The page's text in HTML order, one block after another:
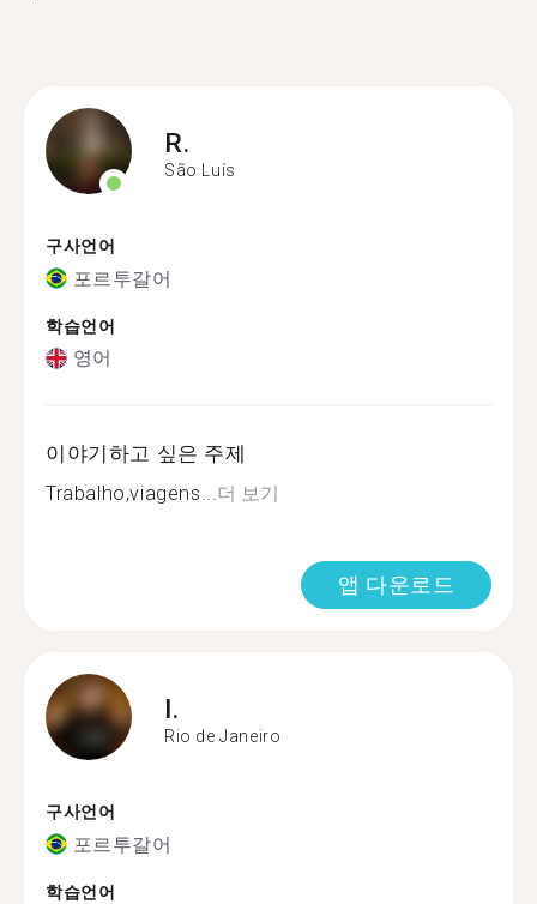
R.
São Luís
구사언어
포르투갈어
학습언어
영어
이야기하고 싶은 주제
Trabalho,viagens...더 보기
앱 다운로드
I.
Rio de Janeiro
구사언어
포르투갈어
학습언어